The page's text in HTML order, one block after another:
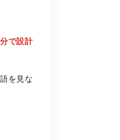
で設計
を見な